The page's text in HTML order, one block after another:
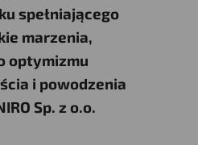
spełniającego
marzenia,
optymizmu
i powodzenia
Sp. z o.o.